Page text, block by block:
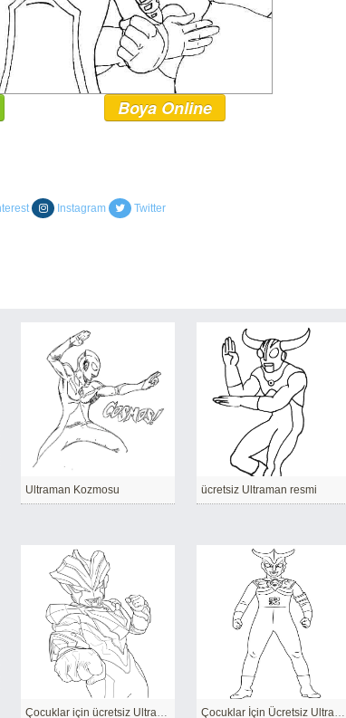
Boya Online
Instagram Twitter
Ultraman Kozmosu ücretsiz Ultraman resmi
Çocuklar için ücretsiz Ultraman Çocuklar İçin Ücretsiz Ultraman